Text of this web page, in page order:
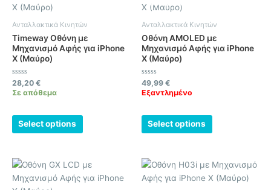
Ανταλλακτικά Κινητών
Timeway Οθόνη με
Μηχανισμό Αφής για iPhone
X (Μαύρο)
Βαθμολογήθηκε
με
0
28,20 €
Σε απόθεμα
Select options
Ανταλλακτικά Κινητών
Οθόνη AMOLED με
Μηχανισμό Αφής για iPhone
X (Μαύρο)
Βαθμολογήθηκε
με
0
49,99 €
Εξαντλημένο
Select options